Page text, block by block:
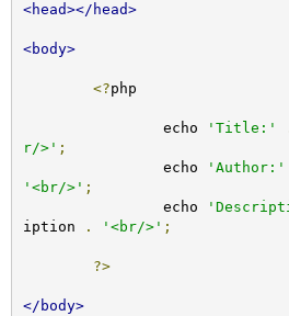
<head></head>
<body>
<?php
		echo
'Title:'
r/>' ;
		echo
'Author:'
'<br/>' ;
		echo
iption
. '<br/>' ;
?>
</body>